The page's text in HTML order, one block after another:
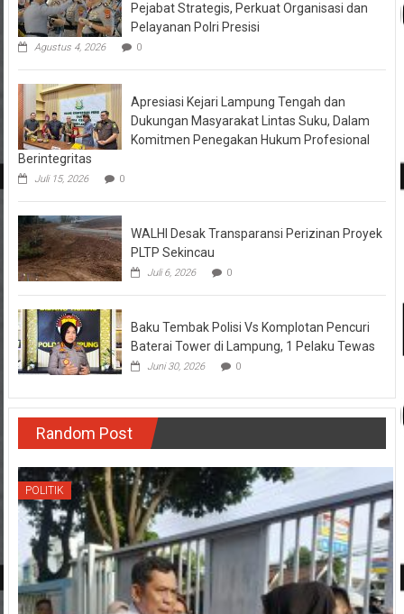
Pejabat Strategis, Perkuat Organisasi dan
Pelayanan Polri Presisi
Agustus 4, 2026 0
Apresiasi Kejari Lampung Tengah dan
Dukungan Masyarakat Lintas Suku, Dalam
Komitmen Penegakan Hukum Profesional
Berintegritas
Juli 15, 2026 0
WALHI Desak Transparansi Perizinan Proyek
PLTP Sekincau
Juli 6, 2026 0
Baku Tembak Polisi Vs Komplotan Pencuri
Baterai Tower di Lampung, 1 Pelaku Tewas
Juni 30, 2026 0
Random Post
POLITIK